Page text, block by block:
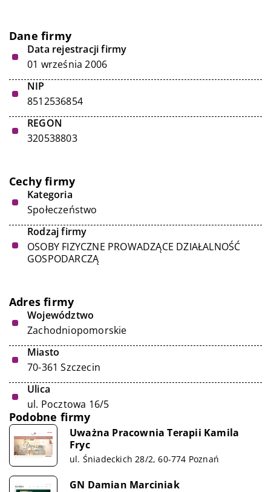
Dane firmy
Data rejestracji firmy
01 września 2006
NIP
8512536854
REGON
320538803
Cechy firmy
Kategoria
Społeczeństwo
Rodzaj firmy
OSOBY FIZYCZNE PROWADZĄCE DZIAŁALNOŚĆ
GOSPODARCZĄ
Adres firmy
Województwo
Zachodniopomorskie
Miasto
70-361 Szczecin
Ulica
ul. Pocztowa 16/5
Podobne firmy
Uważna Pracownia Terapii Kamila
Fryc
ul. Śniadeckich 28/2, 60-774 Poznań
GN Damian Marciniak